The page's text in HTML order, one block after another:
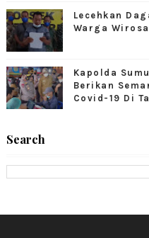
Lecehkan
Warga
Kapolda
Berikan
Covid-19 Di
Search